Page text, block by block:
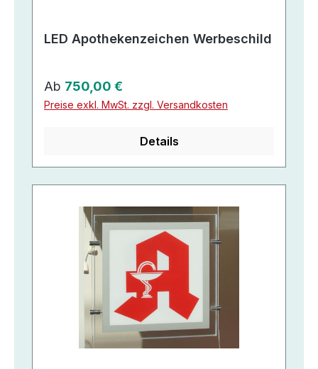
LED Apothekenzeichen Werbeschild
Regulärer Preis:
Ab 750,00 €
Preise exkl. MwSt. zzgl. Versandkosten
Details